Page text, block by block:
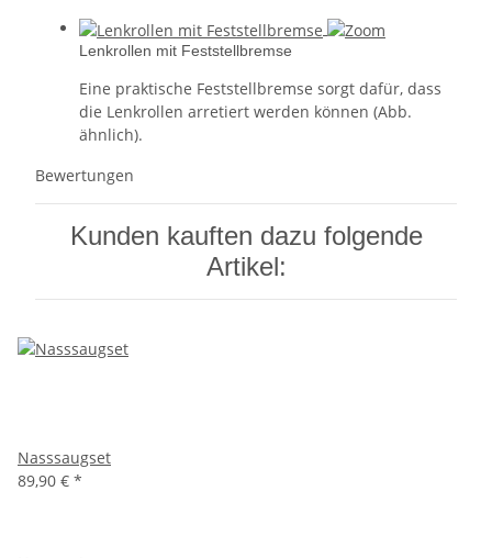
Lenkrollen mit Feststellbremse
Eine praktische Feststellbremse sorgt dafür, dass
die Lenkrollen arretiert werden können (Abb.
ähnlich).
Bewertungen
Kunden kauften dazu folgende
Artikel:
Nasssaugset
89,90 € *